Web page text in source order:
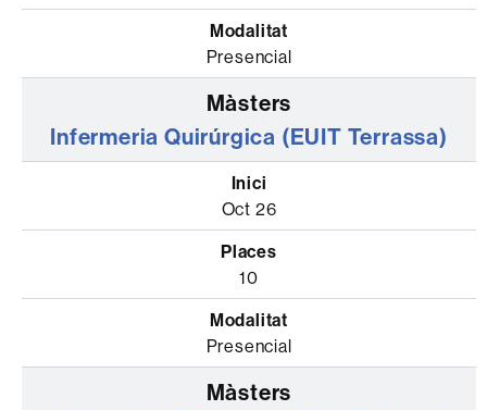
Presencial
Infermeria Quirúrgica (EUIT Terrassa)
Oct 26
10
Presencial